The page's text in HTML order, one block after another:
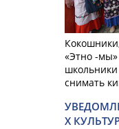
«Этно -
снимать
Х